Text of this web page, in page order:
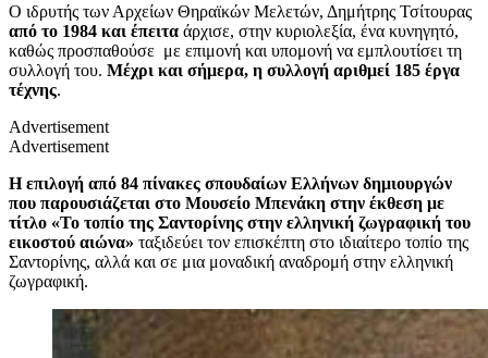
Ο ιδρυτής των Αρχείων Θηραϊκών Μελετών, Δημήτρης Τσίτουρας
από το 1984 και έπειτα άρχισε, στην κυριολεξία, ένα κυνηγητό,
καθώς προσπαθούσε με επιμονή και υπομονή να εμπλουτίσει τη
συλλογή του. Μέχρι και σήμερα, η συλλογή αριθμεί 185 έργα
τέχνης.
Advertisement
Advertisement
Η επιλογή από 84 πίνακες σπουδαίων Ελλήνων δημιουργών
που παρουσιάζεται στο Μουσείο Μπενάκη στην έκθεση με
τίτλο «Το τοπίο της Σαντορίνης στην ελληνική ζωγραφική του
εικοστού αιώνα» ταξιδεύει τον επισκέπτη στο ιδιαίτερο τοπίο της
Σαντορίνης, αλλά και σε μια μοναδική αναδρομή στην ελληνική
ζωγραφική.